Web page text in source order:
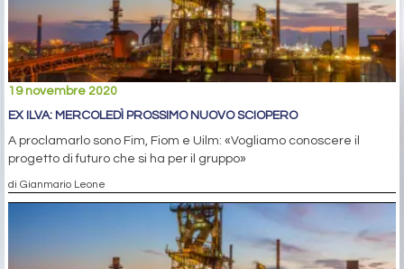
19 novembre 2020
EX ILVA: MERCOLEDÌ PROSSIMO NUOVO SCIOPERO
A proclamarlo sono Fim, Fiom e Uilm: «Vogliamo conoscere il
progetto di futuro che si ha per il gruppo»
di Gianmario Leone